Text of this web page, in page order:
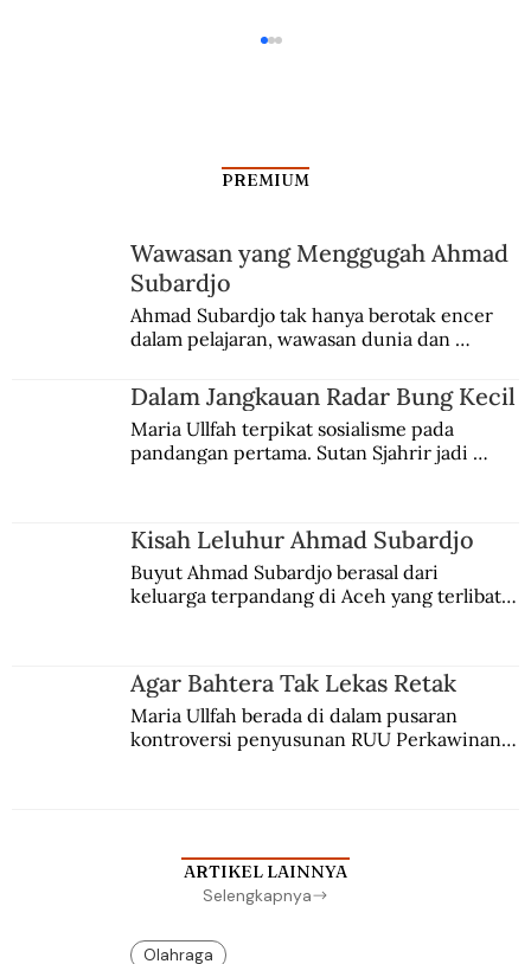
Kolonel Latief dalam Pertempuran
Surabaya
PREMIUM
Wawasan yang Menggugah Ahmad
Subardjo
Ahmad Subardjo tak hanya berotak encer
dalam pelajaran, wawasan dunia dan
Jules Verne, Multatuli, hingga Sun Yat-sen.
Dalam Jangkauan Radar Bung Kecil
Maria Ullfah terpikat sosialisme pada
pandangan pertama. Sutan Sjahrir jadi
Kisah Leluhur Ahmad Subardjo
Buyut Ahmad Subardjo berasal dari
keluarga terpandang di Aceh yang terlibat
Agar Bahtera Tak Lekas Retak
Maria Ullfah berada di dalam pusaran
kontroversi penyusunan RUU Perkawinan.
ARTIKEL LAINNYA
Selengkapnya
Olahraga